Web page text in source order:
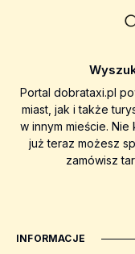
Portal dobrataxi.pl
miast, jak i także
w innym mieście.
już teraz możesz
zamówisz
INFORMACJE